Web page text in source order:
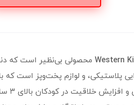
محصولی بی‌نظیر است که
غذایی پلاستیکی، و لوازم پخت‌وپز